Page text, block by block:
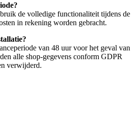
de volledige functionaliteit tijdens de
in rekening worden gebracht.
van 48 uur voor het geval van
alle shop-gegevens conform GDPR
verwijderd.